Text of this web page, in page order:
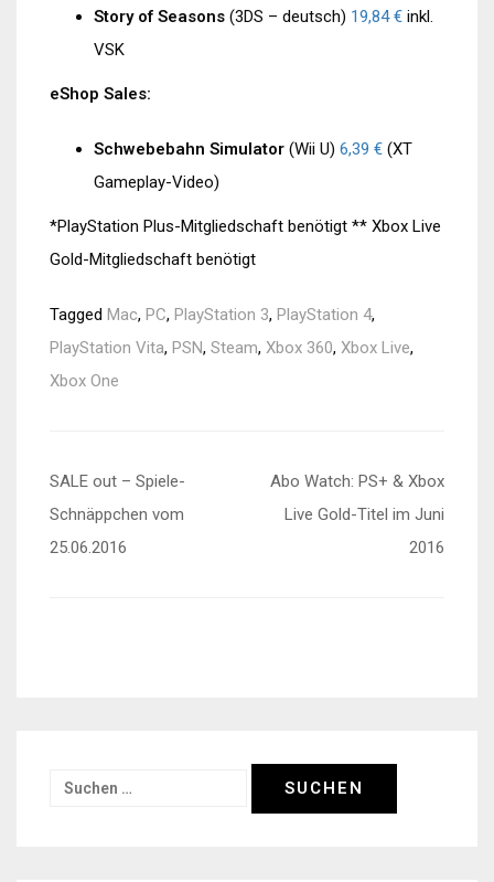
Story of Seasons (3DS – deutsch) 19,84 € inkl.
VSK
eShop Sales:
Schwebebahn Simulator (Wii U) 6,39 € (XT
Gameplay-Video)
*PlayStation Plus-Mitgliedschaft benötigt ** Xbox Live
Gold-Mitgliedschaft benötigt
Tagged Mac, PC, PlayStation 3, PlayStation 4,
PlayStation Vita, PSN, Steam, Xbox 360, Xbox Live,
Xbox One
Beitragsnavigation
SALE out – Spiele-
Schnäppchen vom
25.06.2016
Abo Watch: PS+ & Xbox
Live Gold-Titel im Juni
2016
Suchen